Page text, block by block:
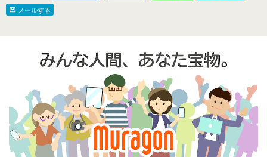
メールする